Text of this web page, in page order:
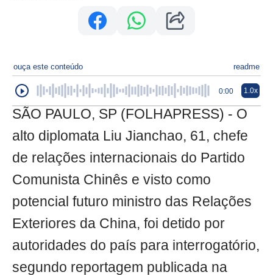
ouça este conteúdo readme
0:00 1.0x
SÃO PAULO, SP (FOLHAPRESS) - O
alto diplomata Liu Jianchao, 61, chefe
de relações internacionais do Partido
Comunista Chinês e visto como
potencial futuro ministro das Relações
Exteriores da China, foi detido por
autoridades do país para interrogatório,
segundo reportagem publicada na